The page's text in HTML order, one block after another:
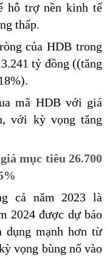
hỗ trợ nền kinh tế
thấp.
của HDB trong
tỷ đồng ((tăng
mã HDB với giá
với kỳ vọng tăng
mục tiêu 26.700
cả năm 2023 là
2024 được dự báo
dụng mạnh hơn từ
vọng bùng nổ vào